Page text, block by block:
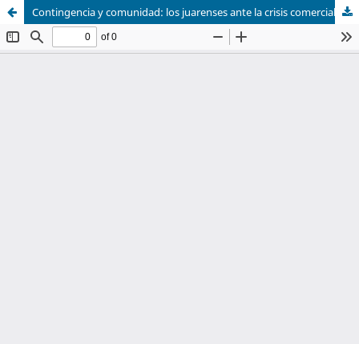
Contingencia y comunidad: los juarenses ante la crisis comercial y migratoria